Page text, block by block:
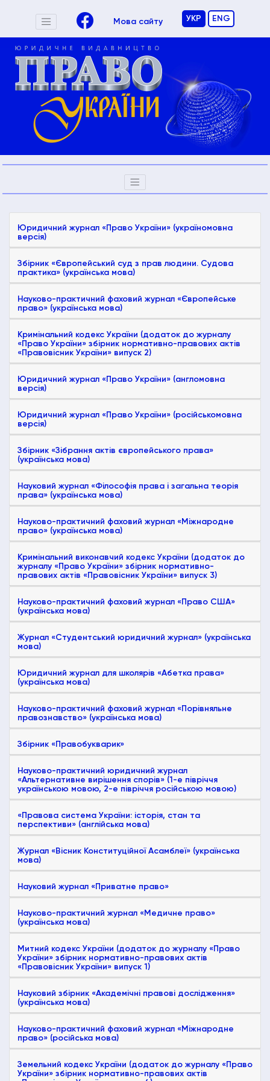
Мова сайту УКР ENG
Юридичний журнал «Право України» (україномовна
версія)
Збірник «Європейський суд з прав людини. Судова
практика» (українська мова)
Науково-практичний фаховий журнал «Європейське
право» (українська мова)
Кримінальний кодекс України (додаток до журналу
«Право України» збірник нормативно-правових актів
«Правовісник України» випуск 2)
Юридичний журнал «Право України» (англомовна
версія)
Юридичний журнал «Право України» (російськомовна
версія)
Збірник «Зібрання актів європейського права»
(українська мова)
Науковий журнал «Філософія права і загальна теорія
права» (українська мова)
Науково-практичний фаховий журнал «Міжнародне
право» (українська мова)
Кримінальний виконавчий кодекс України (додаток до
журналу «Право України» збірник нормативно-
правових актів «Правовісник України» випуск 3)
Науково-практичний фаховий журнал «Право США»
(українська мова)
Журнал «Студентський юридичний журнал» (українська
мова)
Юридичний журнал для школярів «Абетка права»
(українська мова)
Науково-практичний фаховий журнал «Порівняльне
правознавство» (українська мова)
Збірник «Правобукварик»
Науково-практичний юридичний журнал
«Альтернативне вирішення спорів» (1-е півріччя
українською мовою, 2-е півріччя російською мовою)
«Правова система України: історія, стан та
перспективи» (англійська мова)
Журнал «Вісник Конституційної Асамблеї» (українська
мова)
Науковий журнал «Приватне право»
Науково-практичний журнал «Медичне право»
(українська мова)
Митний кодекс України (додаток до журналу «Право
України» збірник нормативно-правових актів
«Правовісник України» випуск 1)
Науковий збірник «Академічні правові дослідження»
(українська мова)
Науково-практичний фаховий журнал «Міжнародне
право» (російська мова)
Земельний кодекс України (додаток до журналу «Право
України» збірник нормативно-правових актів